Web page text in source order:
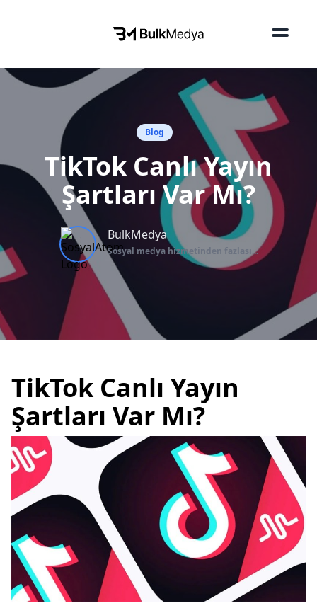
Blog
TikTok Canlı Yayın
Şartları Var Mı?
BulkMedya
Sosyal medya hizmetinden fazlası...
TikTok Canlı Yayın
Şartları Var Mı?